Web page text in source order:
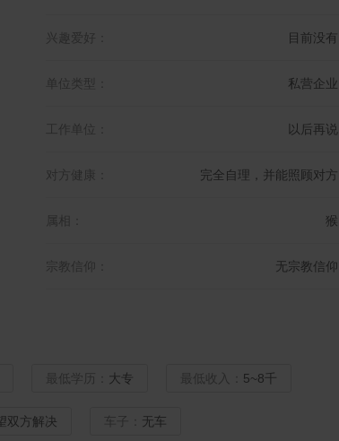
兴趣爱好： 目前没有
单位类型： 私营企业
工作单位： 以后再说
对方健康： 完全自理，并能照顾对方
属相： 猴
宗教信仰： 无宗教信仰
最低学历： 大专 最低收入： 5~8千
双方解决 车子： 无车